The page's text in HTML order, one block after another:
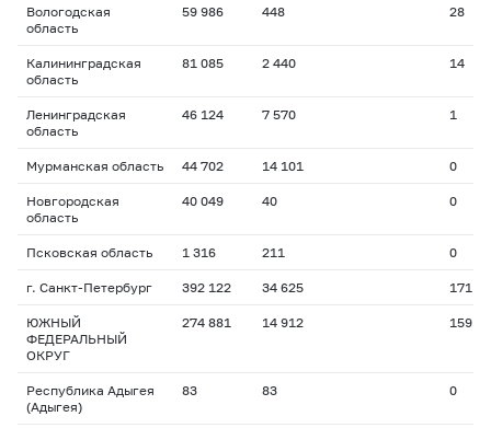
Вологодская
область
59 986 448 28
Калининградская
область
81 085 2 440 14
Ленинградская
область
46 124 7 570 1
Мурманская область 44 702 14 101 0
Новгородская
область
40 049 40 0
Псковская область 1 316 211 0
г. Санкт-Петербург 392 122 34 625 171
ЮЖНЫЙ
ФЕДЕРАЛЬНЫЙ
ОКРУГ
274 881 14 912 159
Республика Адыгея
(Адыгея)
83 83 0